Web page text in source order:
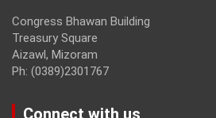
Congress Bhawan Building
Treasury Square
Aizawl, Mizoram
Ph: (0389)2301767
Connect with us